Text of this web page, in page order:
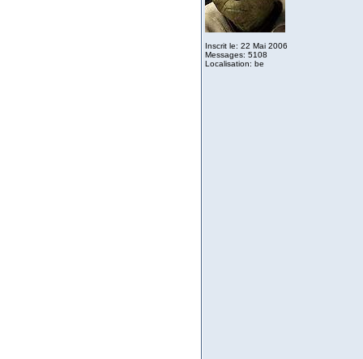
Inscrit le: 22 Mai 2006
Messages: 5108
Localisation: be